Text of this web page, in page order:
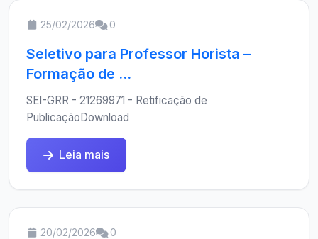
25/02/2026 0
Seletivo para Professor Horista –
Formação de ...
SEI-GRR - 21269971 - Retificação de
PublicaçãoDownload
Leia mais
20/02/2026 0